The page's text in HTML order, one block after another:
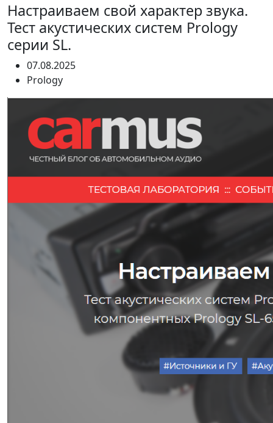
Настраиваем свой характер звука.
Тест акустических систем Prology
серии SL.
07.08.2025
Prology